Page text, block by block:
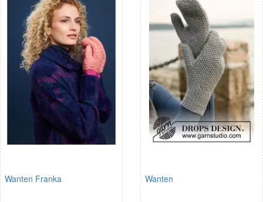
Wanten Franka Wanten